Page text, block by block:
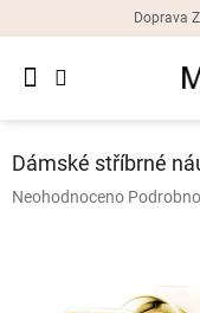
Doprava
Dámské
náušnice
Dámské stříbrné
Průměrné
Neohodnoceno